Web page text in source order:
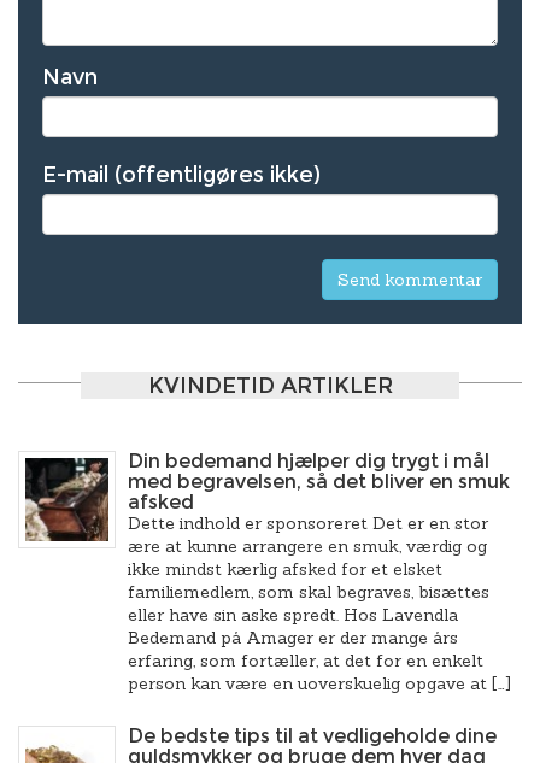
Navn
E-mail (offentligøres ikke)
KVINDETID ARTIKLER
Din bedemand hjælper dig trygt i mål
med begravelsen, så det bliver en smuk
afsked
Dette indhold er sponsoreret Det er en stor
ære at kunne arrangere en smuk, værdig og
ikke mindst kærlig afsked for et elsket
familiemedlem, som skal begraves, bisættes
eller have sin aske spredt. Hos Lavendla
Bedemand på Amager er der mange års
erfaring, som fortæller, at det for en enkelt
person kan være en uoverskuelig opgave at […]
De bedste tips til at vedligeholde dine
guldsmykker og bruge dem hver dag